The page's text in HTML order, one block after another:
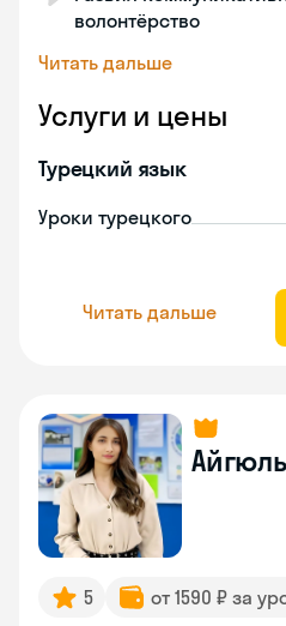
волонтёрство
Читать дальше
Услуги и цены
Турецкий язык
Уроки турецкого
Читать дальше
Айгюль
5 от 1590 ₽ за